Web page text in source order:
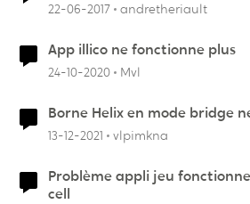
22-06-2017 andretheriault
App illico ne fonctionne plus
24-10-2020 Mvl
Borne Helix en mode bridge
13-12-2021 vlpimkna
Problème appli jeu
cell